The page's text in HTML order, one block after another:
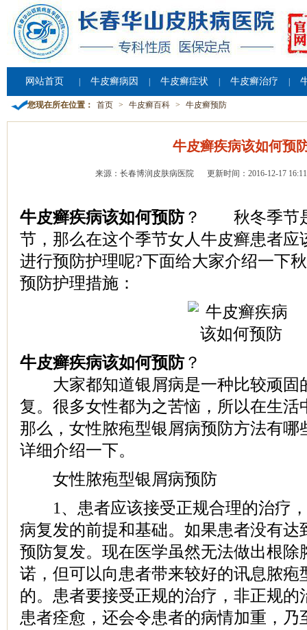
网站首页 牛皮癣病因 牛皮癣症状 牛皮癣治疗
您现在所在位置： 首页 > 牛皮癣百科 > 牛皮癣预防
牛皮癣疾病该如何预
来源：长春博润皮肤病医院 更新时间：2016-12-17
牛皮癣疾病该如何预防？ 秋冬季节是
节，那么在这个季节女人牛皮癣患者应
进行预防护理呢?下面给大家介绍一下
预防护理措施：
牛皮癣疾病该如何预防？
大家都知道银屑病是一种比较顽固
复。很多女性都为之苦恼，所以在生活
那么，女性脓疱型银屑病预防方法有哪
详细介绍一下。
女性脓疱型银屑病预防
1、患者应该接受正规合理的治疗，
病复发的前提和基础。如果患者没有达
预防复发。现在医学虽然无法做出根除
诺，但可以向患者带来较好的讯息脓疱
的。患者要接受正规的治疗，非正规的
患者痊愈，还会令患者的病情加重，乃